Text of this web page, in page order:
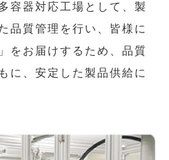
容器対応工場として、製
品質管理を行い、皆様に
をお届けするため、品質
に、安定した製品供給に